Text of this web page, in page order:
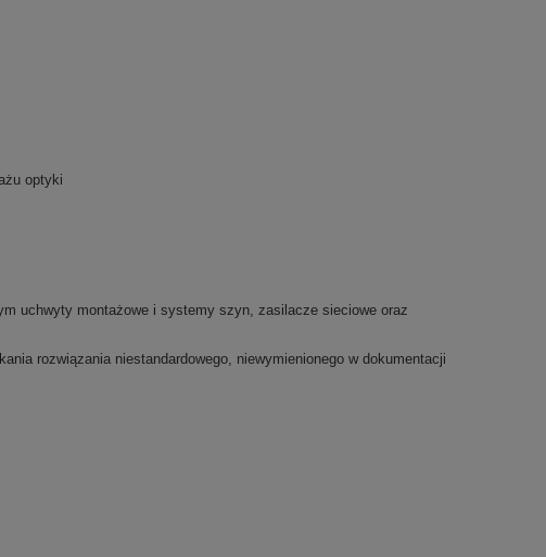
optyki
uchwyty montażowe i systemy szyn, zasilacze sieciowe oraz
rozwiązania niestandardowego, niewymienionego w dokumentacji